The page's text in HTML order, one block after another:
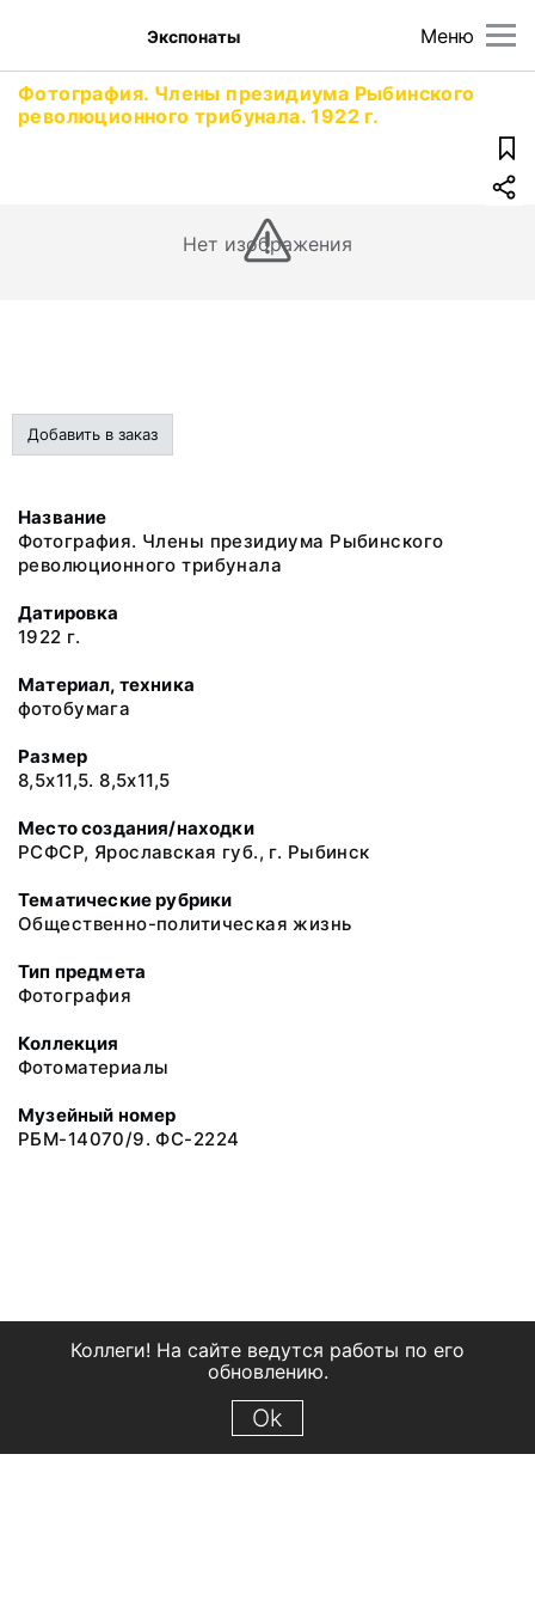
Меню
Экспонаты
Фотография. Члены президиума Рыбинского
революционного трибунала. 1922 г.
Нет изображения
Добавить в заказ
Название
Фотография. Члены президиума Рыбинского
революционного трибунала
Датировка
1922 г.
Материал, техника
фотобумага
Размер
8,5х11,5. 8,5х11,5
Место создания/находки
РСФСР, Ярославская губ., г. Рыбинск
Тематические рубрики
Общественно-политическая жизнь
Тип предмета
Фотография
Коллекция
Фотоматериалы
Музейный номер
РБМ-14070/9. ФС-2224
Коллеги! На сайте ведутся работы по его
обновлению.
Ok